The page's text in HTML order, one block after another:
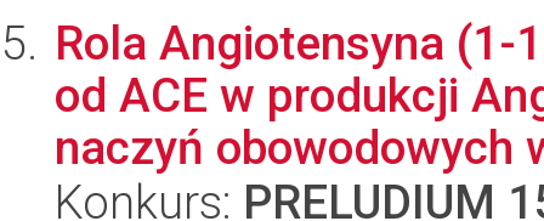
Rola Angiotensyna (1-
od ACE w produkcji
naczyń obowodowych
Konkurs: PRELUDIUM